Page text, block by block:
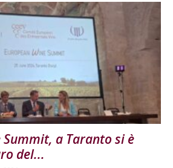
Summit, a Taranto si è
del...